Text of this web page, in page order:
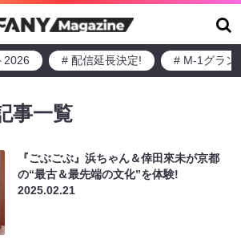
2026 # 配信延長決定! # M-1グラン
事一覧
『ごぶごぶ』浜ちゃん＆倖田來未が京都
の“最古＆最先端の文化”を体験!
2025.02.21